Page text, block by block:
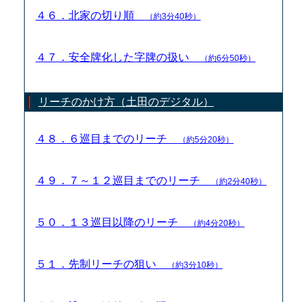
４６．北家の切り順 （約3分40秒）
４７．安全牌化した字牌の扱い （約6分50秒）
リーチのかけ方（土田のデジタル）
４８．６巡目までのリーチ （約5分20秒）
４９．７～１２巡目までのリーチ （約2分40秒）
５０．１３巡目以降のリーチ （約4分20秒）
５１．先制リーチの狙い （約3分10秒）